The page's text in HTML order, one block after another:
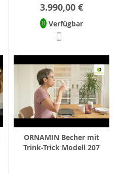
3.990,00 €
Verfügbar
ORNAMIN Becher mit
Trink-Trick Modell 207